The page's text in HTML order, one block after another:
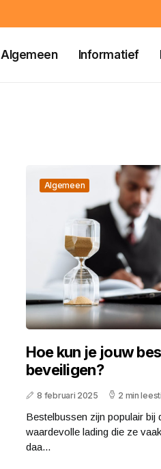
Algemeen Informatief
Algemeen
Hoe kun je jouw
beveiligen?
8 februari 2025 2 min
Bestelbussen zijn populair bij
waardevolle lading die ze
daa...